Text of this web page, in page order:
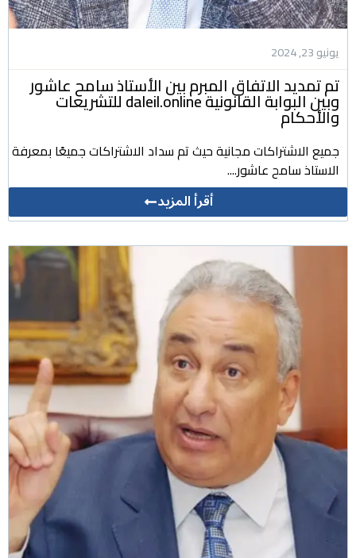
يونيو 23, 2024
تم تمديد الاتفاق المبرم بين الأستاذ سامح عاشور
وبين البوابة القانونية daleil.online للتشريعات
والأحكام
جميع الاشتراكات مجانية حيث تم سداد الاشتراكات جميعًا بمعرفة
الاستاذ سامح عاشور....
أقرأ المزيد